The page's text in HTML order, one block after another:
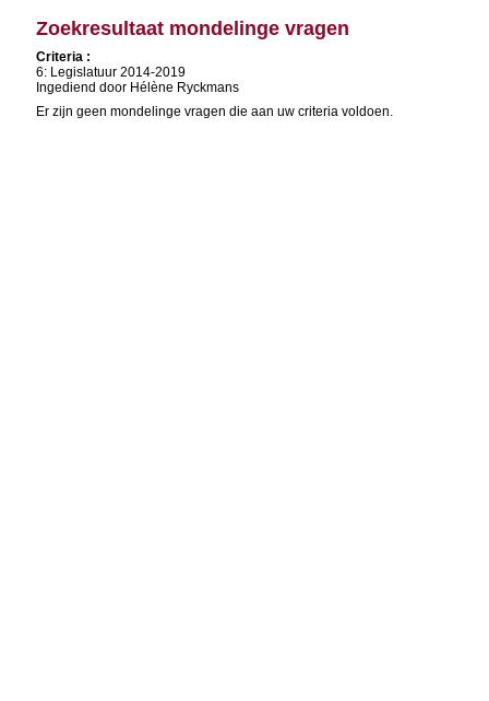
Zoekresultaat mondelinge vragen
Criteria :
6: Legislatuur 2014-2019
Ingediend door Hélène Ryckmans
Er zijn geen mondelinge vragen die aan uw criteria voldoen.